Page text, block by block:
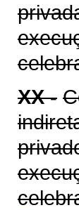
XX -